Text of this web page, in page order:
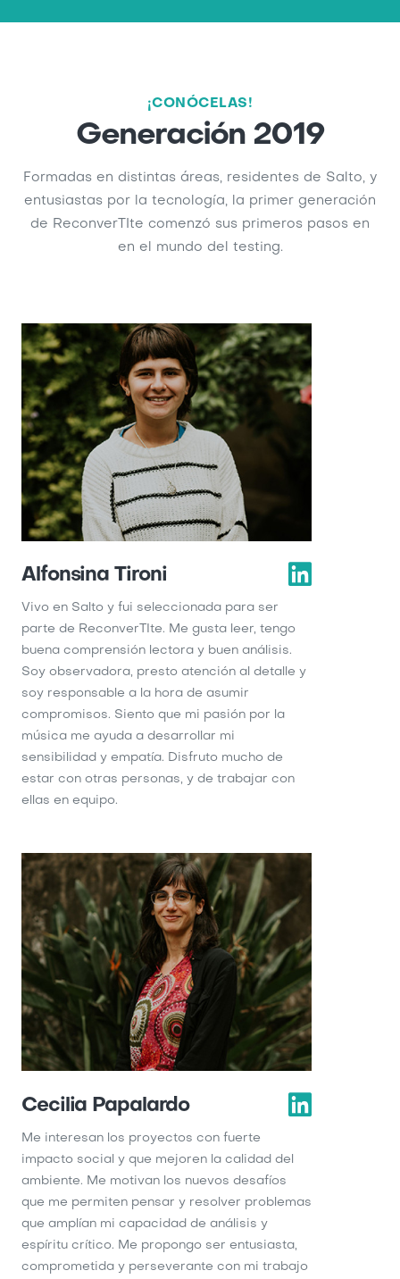
¡CONÓCELAS!
Generación 2019
Formadas en distintas áreas, residentes de Salto, y
entusiastas por la tecnología, la primer generación
de ReconverTIte comenzó sus primeros pasos en
en el mundo del testing.
Alfonsina Tironi
Vivo en Salto y fui seleccionada para ser
parte de ReconverTIte. Me gusta leer, tengo
buena comprensión lectora y buen análisis.
Soy observadora, presto atención al detalle y
soy responsable a la hora de asumir
compromisos. Siento que mi pasión por la
música me ayuda a desarrollar mi
sensibilidad y empatía. Disfruto mucho de
estar con otras personas, y de trabajar con
ellas en equipo.
Cecilia Papalardo
Me interesan los proyectos con fuerte
impacto social y que mejoren la calidad del
ambiente. Me motivan los nuevos desafíos
que me permiten pensar y resolver problemas
que amplían mi capacidad de análisis y
espíritu crítico. Me propongo ser entusiasta,
comprometida y perseverante con mi trabajo